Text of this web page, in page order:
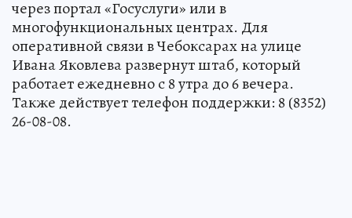
через портал «Госуслуги» или в
многофункциональных центрах. Для
оперативной связи в Чебоксарах на улице
Ивана Яковлева развернут штаб, который
работает ежедневно с 8 утра до 6 вечера.
Также действует телефон поддержки: 8 (8352)
26-08-08.